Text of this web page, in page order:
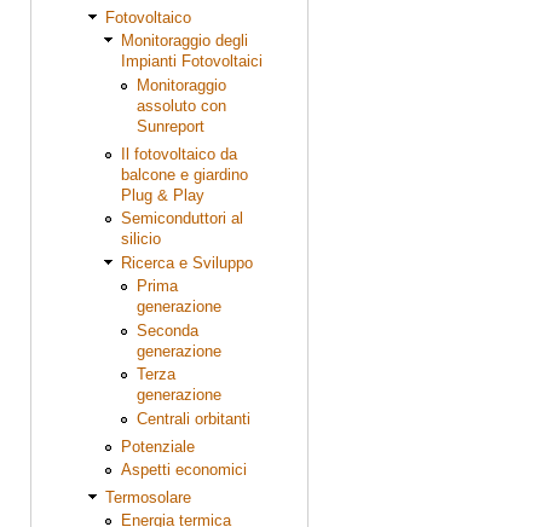
Fotovoltaico
Monitoraggio degli
Impianti Fotovoltaici
Monitoraggio
assoluto con
Sunreport
Il fotovoltaico da
balcone e giardino
Plug & Play
Semiconduttori al
silicio
Ricerca e Sviluppo
Prima
generazione
Seconda
generazione
Terza
generazione
Centrali orbitanti
Potenziale
Aspetti economici
Termosolare
Energia termica